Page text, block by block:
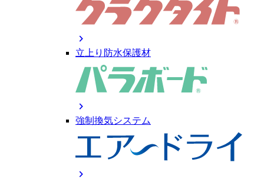
chevron_right
立上り防水保護材
chevron_right
強制換気システム
chevron_right